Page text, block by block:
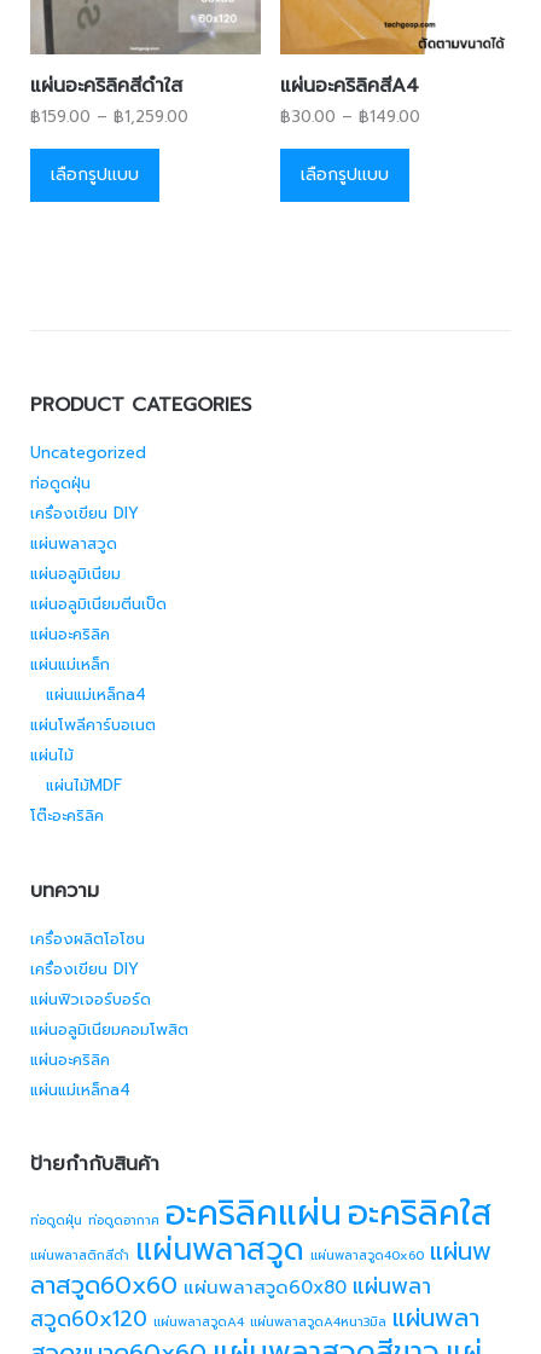
แผ่นอะคริลิคสีดำใส
฿159.00 – ฿1,259.00
เลือกรูปแบบ
แผ่นอะคริลิคสีA4
฿30.00 – ฿149.00
เลือกรูปแบบ
PRODUCT CATEGORIES
Uncategorized
ท่อดูดฝุ่น
เครื่องเขียน DIY
แผ่นพลาสวูด
แผ่นอลูมิเนียม
แผ่นอลูมิเนียมตีนเป็ด
แผ่นอะคริลิค
แผ่นแม่เหล็ก
แผ่นแม่เหล็กa4
แผ่นโพลีคาร์บอเนต
แผ่นไม้
แผ่นไม้MDF
โต๊ะอะคริลิค
บทความ
เครื่องผลิตโอโซน
เครื่องเขียน DIY
แผ่นฟิวเจอร์บอร์ด
แผ่นอลูมิเนียมคอมโพสิต
แผ่นอะคริลิค
แผ่นแม่เหล็กa4
ป้ายกำกับสินค้า
ท่อดูดฝุ่น ท่อดูดอากาศ อะคริลิคแผ่นอะคริลิคใส
แผ่นพลาสติกสีดำ แผ่นพลาสวูด แผ่นพลาสวูด40x60 แผ่นพ
ลาสวูด60x60 แผ่นพลาสวูด60x80 แผ่นพลา
สวูด60x120 แผ่นพลาสวูดA4 แผ่นพลาสวูดA4หนา3มิล แผ่นพลา